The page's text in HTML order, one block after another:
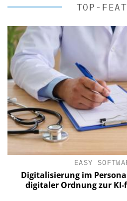
TOP-
EASY
Digitalisierung im
digitaler Ordnung zur